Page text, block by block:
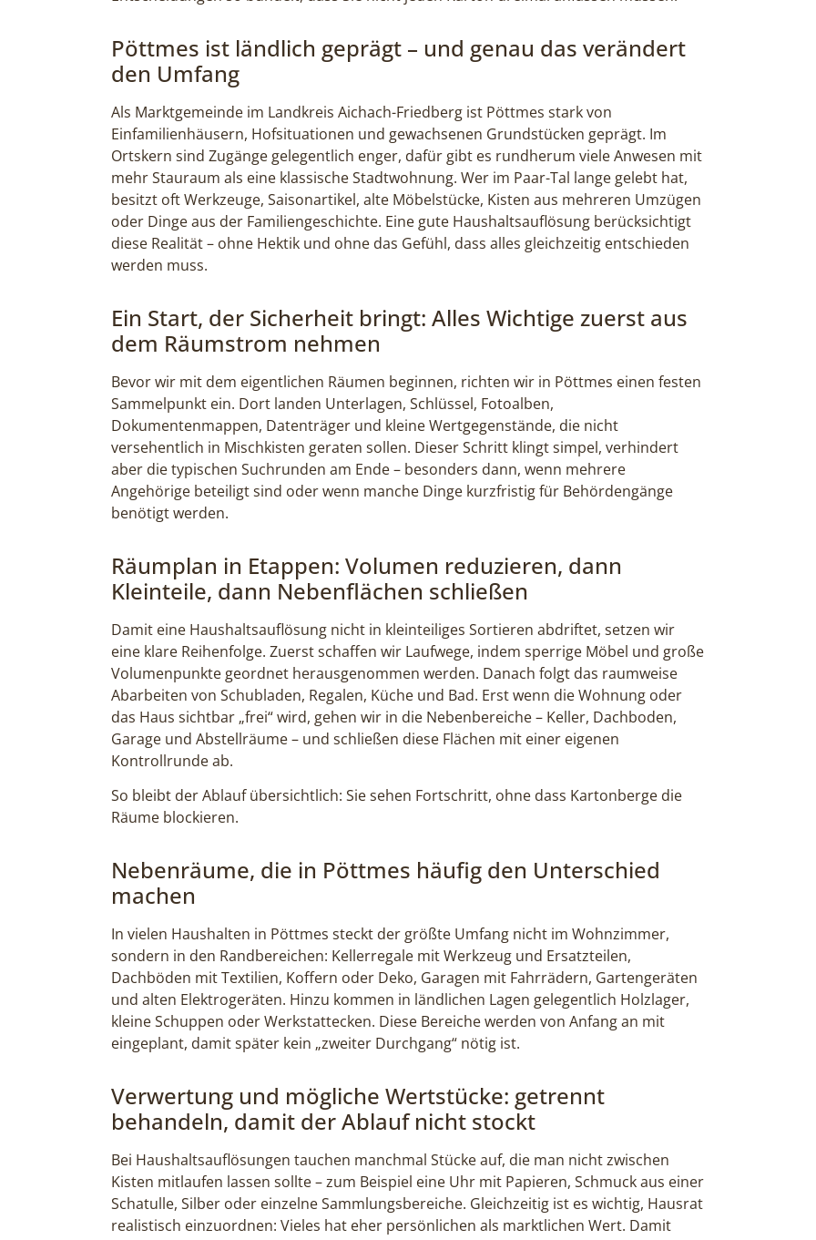
Pöttmes ist ländlich geprägt – und genau das verändert
den Umfang
Als Marktgemeinde im Landkreis Aichach-Friedberg ist Pöttmes stark von
Einfamilienhäusern, Hofsituationen und gewachsenen Grundstücken geprägt. Im
Ortskern sind Zugänge gelegentlich enger, dafür gibt es rundherum viele Anwesen mit
mehr Stauraum als eine klassische Stadtwohnung. Wer im Paar-Tal lange gelebt hat,
besitzt oft Werkzeuge, Saisonartikel, alte Möbelstücke, Kisten aus mehreren Umzügen
oder Dinge aus der Familiengeschichte. Eine gute Haushaltsauflösung berücksichtigt
diese Realität – ohne Hektik und ohne das Gefühl, dass alles gleichzeitig entschieden
werden muss.
Ein Start, der Sicherheit bringt: Alles Wichtige zuerst aus
dem Räumstrom nehmen
Bevor wir mit dem eigentlichen Räumen beginnen, richten wir in Pöttmes einen festen
Sammelpunkt ein. Dort landen Unterlagen, Schlüssel, Fotoalben,
Dokumentenmappen, Datenträger und kleine Wertgegenstände, die nicht
versehentlich in Mischkisten geraten sollen. Dieser Schritt klingt simpel, verhindert
aber die typischen Suchrunden am Ende – besonders dann, wenn mehrere
Angehörige beteiligt sind oder wenn manche Dinge kurzfristig für Behördengänge
benötigt werden.
Räumplan in Etappen: Volumen reduzieren, dann
Kleinteile, dann Nebenflächen schließen
Damit eine Haushaltsauflösung nicht in kleinteiliges Sortieren abdriftet, setzen wir
eine klare Reihenfolge. Zuerst schaffen wir Laufwege, indem sperrige Möbel und große
Volumenpunkte geordnet herausgenommen werden. Danach folgt das raumweise
Abarbeiten von Schubladen, Regalen, Küche und Bad. Erst wenn die Wohnung oder
das Haus sichtbar „frei“ wird, gehen wir in die Nebenbereiche – Keller, Dachboden,
Garage und Abstellräume – und schließen diese Flächen mit einer eigenen
Kontrollrunde ab.
So bleibt der Ablauf übersichtlich: Sie sehen Fortschritt, ohne dass Kartonberge die
Räume blockieren.
Nebenräume, die in Pöttmes häufig den Unterschied
machen
In vielen Haushalten in Pöttmes steckt der größte Umfang nicht im Wohnzimmer,
sondern in den Randbereichen: Kellerregale mit Werkzeug und Ersatzteilen,
Dachböden mit Textilien, Koffern oder Deko, Garagen mit Fahrrädern, Gartengeräten
und alten Elektrogeräten. Hinzu kommen in ländlichen Lagen gelegentlich Holzlager,
kleine Schuppen oder Werkstattecken. Diese Bereiche werden von Anfang an mit
eingeplant, damit später kein „zweiter Durchgang“ nötig ist.
Verwertung und mögliche Wertstücke: getrennt
behandeln, damit der Ablauf nicht stockt
Bei Haushaltsauflösungen tauchen manchmal Stücke auf, die man nicht zwischen
Kisten mitlaufen lassen sollte – zum Beispiel eine Uhr mit Papieren, Schmuck aus einer
Schatulle, Silber oder einzelne Sammlungsbereiche. Gleichzeitig ist es wichtig, Hausrat
realistisch einzuordnen: Vieles hat eher persönlichen als marktlichen Wert. Damit